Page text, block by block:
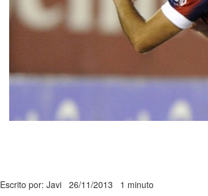
Escrito por: Javi 26/11/2013 1 minuto